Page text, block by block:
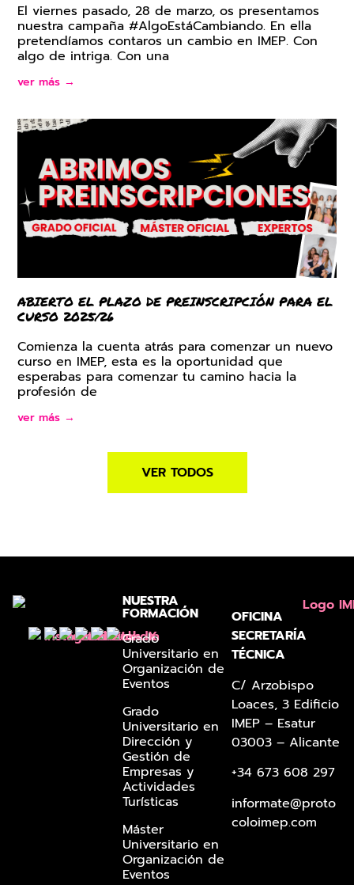
El viernes pasado, 28 de marzo, os presentamos
nuestra campaña #AlgoEstáCambiando. En ella
pretendíamos contaros un cambio en IMEP. Con
algo de intriga. Con una
ver más →
ABIERTO EL PLAZO DE PREINSCRIPCIÓN PARA EL
CURSO 2025/26
Comienza la cuenta atrás para comenzar un nuevo
curso en IMEP, esta es la oportunidad que
esperabas para comenzar tu camino hacia la
profesión de
ver más →
VER TODOS
NUESTRA
FORMACIÓN
Grado
Universitario en
Organización de
Eventos
Grado
Universitario en
Dirección y
Gestión de
Empresas y
Actividades
Turísticas
Máster
Universitario en
Organización de
Eventos
OFICINA
SECRETARÍA
TÉCNICA
C/ Arzobispo
Loaces, 3 Edificio
IMEP – Esatur
03003 – Alicante
+34 673 608 297
informate@proto
coloimep.com